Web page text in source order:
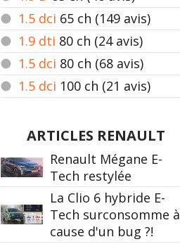
1.5 dci 65 ch (149 avis)
1.9 dti 80 ch (24 avis)
1.5 dci 80 ch (68 avis)
1.5 dci 100 ch (21 avis)
ARTICLES RENAULT
Renault Mégane E-
Tech restylée
La Clio 6 hybride E-
Tech surconsomme à
cause d'un bug ?!